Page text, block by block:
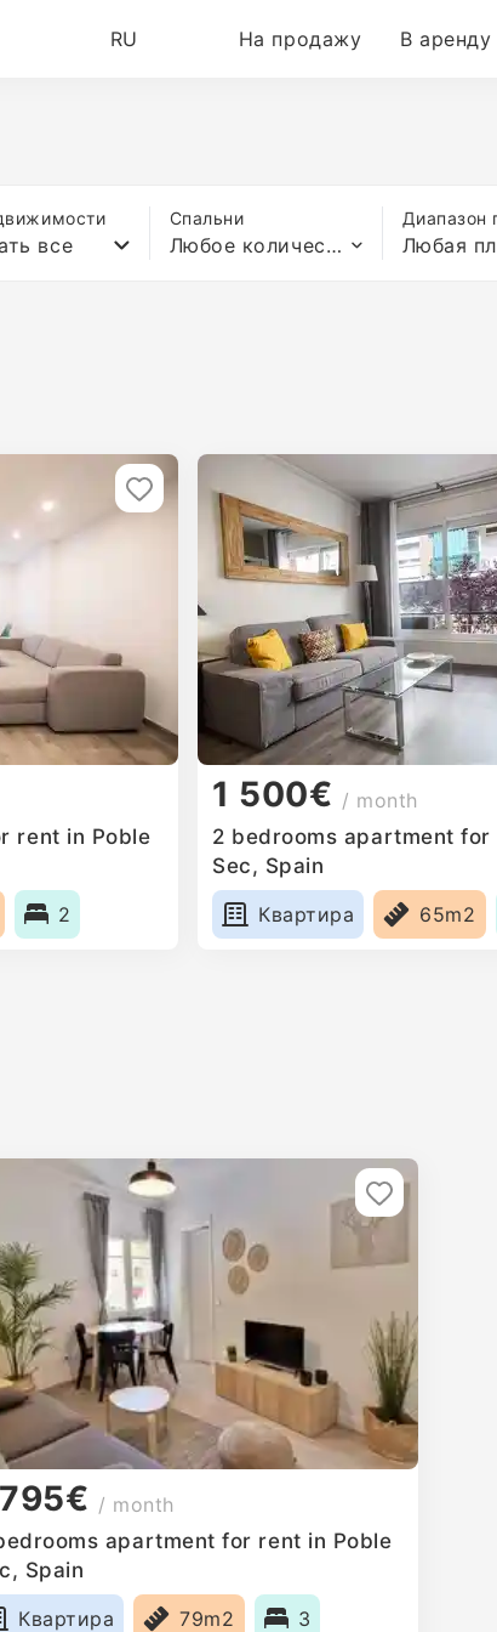
RU На продажу В аренду
все
Спальни
Любое количество спален
Диапазон
Любая
rent in Poble
2
1 500€ / month
2 bedrooms apartment for
Sec, Spain
Квартира
65m2
/ month
apartment for rent in Poble
Spain
Квартира
79m2 3